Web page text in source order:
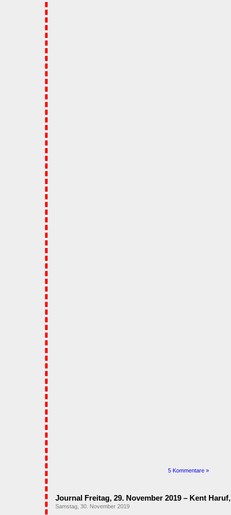
5 Kommentare »
Journal Freitag, 29. November 2019 – Kent Haruf,
Samstag, 30. November 2019